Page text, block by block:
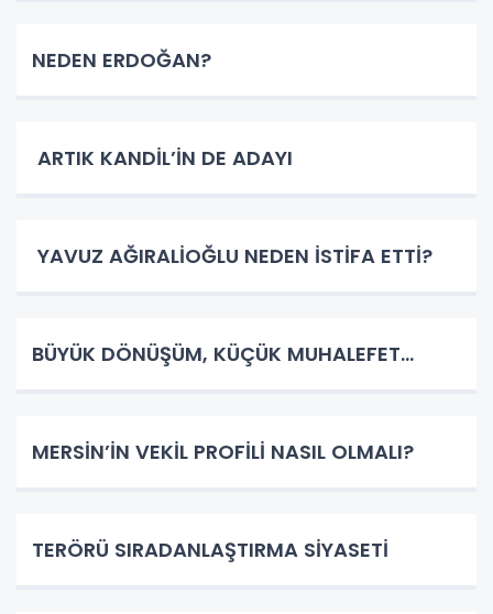
NEDEN ERDOĞAN?
ARTIK KANDİL’İN DE ADAYI
YAVUZ AĞIRALİOĞLU NEDEN İSTİFA ETTİ?
BÜYÜK DÖNÜŞÜM, KÜÇÜK MUHALEFET…
MERSİN’İN VEKİL PROFİLİ NASIL OLMALI?
TERÖRÜ SIRADANLAŞTIRMA SİYASETİ